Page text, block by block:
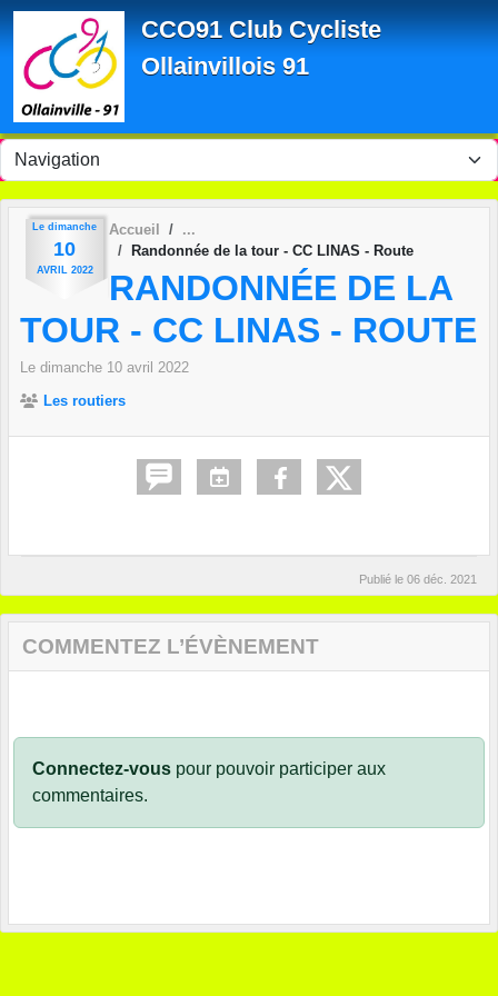
CCO91 Club Cycliste
Ollainvillois 91
Le dimanche
10
AVRIL 2022
Accueil
Randonnée de la tour - CC LINAS - Route
RANDONNÉE DE LA
TOUR - CC LINAS - ROUTE
Le dimanche 10 avril 2022
Les routiers
Publié le 06 déc. 2021
COMMENTEZ L’ÉVÈNEMENT
Connectez-vous pour pouvoir participer aux
commentaires.
Panneau de gestion des cookies